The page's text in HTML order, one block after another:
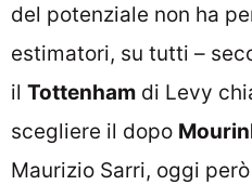
del potenziale non ha
estimatori, su tutti –
il Tottenham di Levy
scegliere il dopo
Maurizio Sarri, oggi